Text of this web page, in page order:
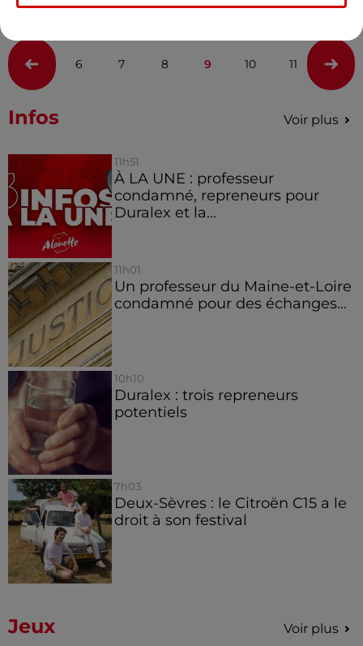
6 7 8 9 10 11 12
Infos Voir plus
11h51
À LA UNE : professeur
condamné, repreneurs pour
Duralex et la...
11h01
Un professeur du Maine-et-Loire
condamné pour des échanges...
10h10
Duralex : trois repreneurs
potentiels
7h03
Deux-Sèvres : le Citroën C15 a le
droit à son festival
Jeux Voir plus